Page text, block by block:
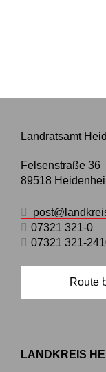
Landratsamt
Felsenstraße 36
89518
07321 321-0
07321 321-
Route
LANDKREIS